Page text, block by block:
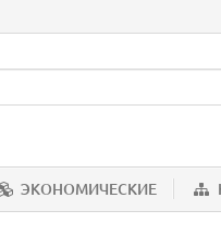
ЭКОНОМИЧЕСКИЕ